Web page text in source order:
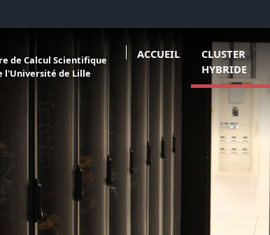
de Calcul Scientifique
l'Université de Lille
ACCUEIL
CLUSTER
HYBRIDE